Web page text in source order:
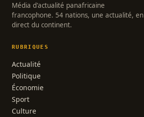
Média d'actualité panafricaine
francophone. 54 nations, une actualité, en
direct du continent.
RUBRIQUES
Actualité
Politique
Économie
Sport
Culture